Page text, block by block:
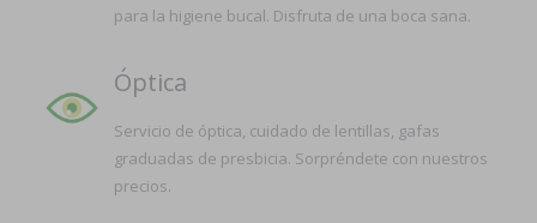
para la higiene bucal. Disfruta de una boca sana.
Óptica
Servicio de óptica, cuidado de lentillas, gafas
graduadas de presbicia. Sorpréndete con nuestros
precios.